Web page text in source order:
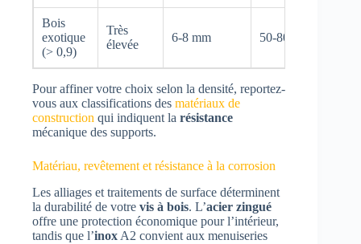
Bois
exotique
(> 0,9)
Très
élevée
6-8 mm 50-80 mm
Pour affiner votre choix selon la densité, reportez-
vous aux classifications des matériaux de
construction qui indiquent la résistance
mécanique des supports.
Matériau, revêtement et résistance à la corrosion
Les alliages et traitements de surface déterminent
la durabilité de votre vis à bois. L’acier zingué
offre une protection économique pour l’intérieur,
tandis que l’inox A2 convient aux menuiseries